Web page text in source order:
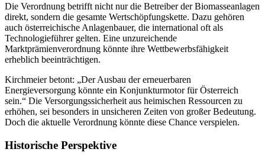
Die Verordnung betrifft nicht nur die Betreiber der Biomasseanlagen
direkt, sondern die gesamte Wertschöpfungskette. Dazu gehören
auch österreichische Anlagenbauer, die international oft als
Technologieführer gelten. Eine unzureichende
Marktprämienverordnung könnte ihre Wettbewerbsfähigkeit
erheblich beeinträchtigen.
Kirchmeier betont: „Der Ausbau der erneuerbaren
Energieversorgung könnte ein Konjunkturmotor für Österreich
sein.“ Die Versorgungssicherheit aus heimischen Ressourcen zu
erhöhen, sei besonders in unsicheren Zeiten von großer Bedeutung.
Doch die aktuelle Verordnung könnte diese Chance verspielen.
Historische Perspektive